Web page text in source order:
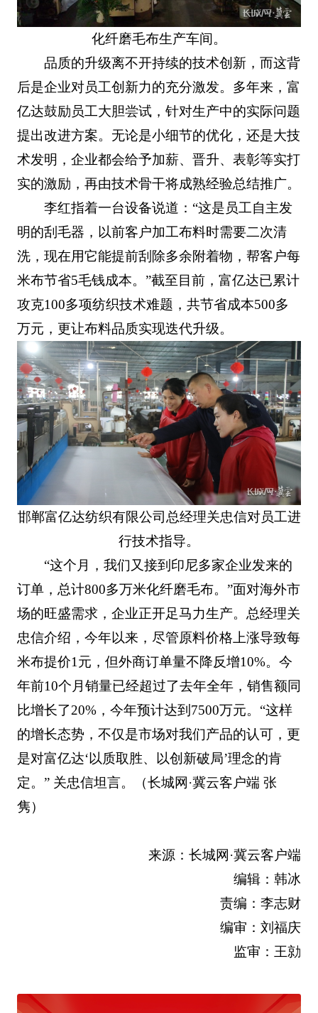
化纤磨毛布生产车间。
品质的升级离不开持续的技术创新，而这背
后是企业对员工创新力的充分激发。多年来，富
亿达鼓励员工大胆尝试，针对生产中的实际问题
提出改进方案。无论是小细节的优化，还是大技
术发明，企业都会给予加薪、晋升、表彰等实打
实的激励，再由技术骨干将成熟经验总结推广。
李红指着一台设备说道：“这是员工自主发
明的刮毛器，以前客户加工布料时需要二次清
洗，现在用它能提前刮除多余附着物，帮客户每
米布节省5毛钱成本。”截至目前，富亿达已累计
攻克100多项纺织技术难题，共节省成本500多
万元，更让布料品质实现迭代升级。
邯郸富亿达纺织有限公司总经理关忠信对员工进
行技术指导。
“这个月，我们又接到印尼多家企业发来的
订单，总计800多万米化纤磨毛布。”面对海外市
场的旺盛需求，企业正开足马力生产。总经理关
忠信介绍，今年以来，尽管原料价格上涨导致每
米布提价1元，但外商订单量不降反增10%。今
年前10个月销量已经超过了去年全年，销售额同
比增长了20%，今年预计达到7500万元。“这样
的增长态势，不仅是市场对我们产品的认可，更
是对富亿达‘以质取胜、以创新破局’理念的肯
定。” 关忠信坦言。（长城网·冀云客户端 张
隽）
来源：长城网·冀云客户端
编辑：韩冰
责编：李志财
编审：刘福庆
监审：王勍